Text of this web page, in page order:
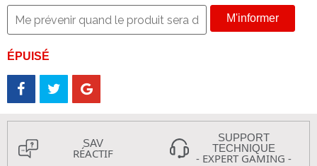
M'informer
ÉPUISÉ
SAV
RÉACTIF
SUPPORT
TECHNIQUE
- EXPERT GAMING -